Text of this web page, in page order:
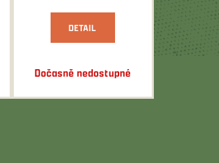
Dočasně nedostupné
DETAIL